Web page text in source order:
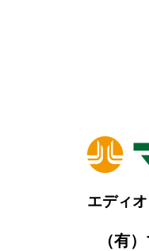
エディ
（有